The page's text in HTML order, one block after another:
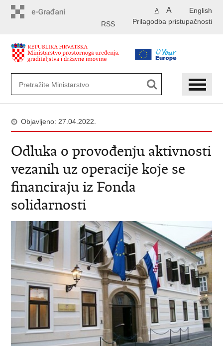
English
A A
Prilagodba pristupačnosti
RSS
Objavljeno: 27.04.2022.
Odluka o provođenju aktivnosti
vezanih uz operacije koje se
financiraju iz Fonda
solidarnosti